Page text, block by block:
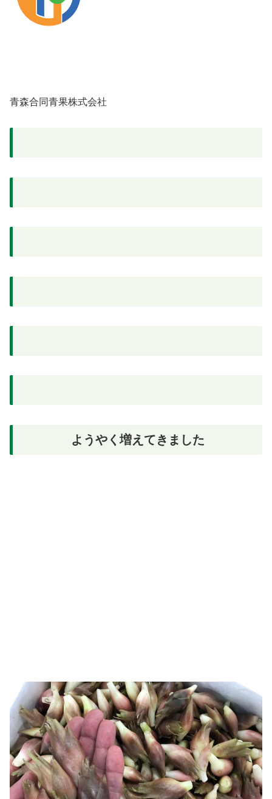
青森合同青果株式会社
ようやく増えてきました